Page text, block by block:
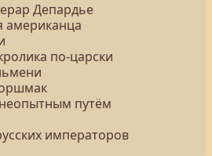
Депардье
американца
по-царски
путём
императоров